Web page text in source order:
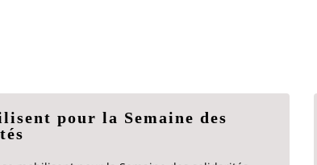
pour la Semaine des